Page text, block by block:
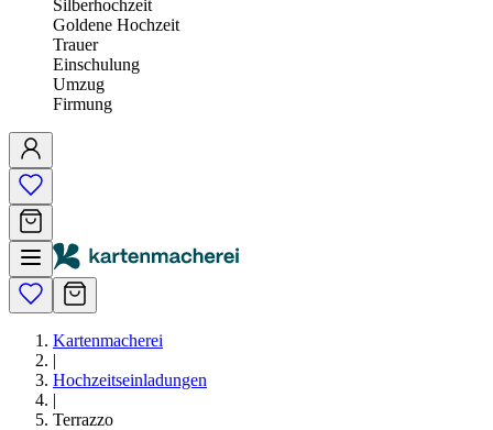
Silberhochzeit
Goldene Hochzeit
Trauer
Einschulung
Umzug
Firmung
Kartenmacherei
|
Hochzeitseinladungen
|
Terrazzo